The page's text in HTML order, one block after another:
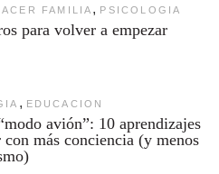
FAMILIA , PSICOLOGIA
para volver a empezar
, EDUCACION
avión”: 10 aprendizajes
más conciencia (y menos